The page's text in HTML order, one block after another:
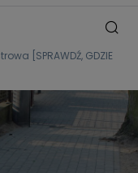
[SPRAWDŹ, GDZIE